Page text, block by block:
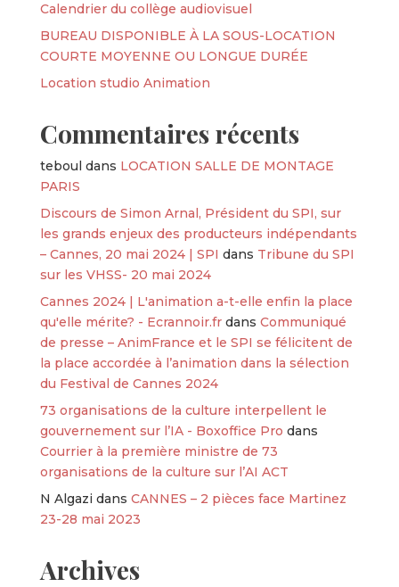
Calendrier du collège audiovisuel
BUREAU DISPONIBLE À LA SOUS-LOCATION
COURTE MOYENNE OU LONGUE DURÉE
Location studio Animation
Commentaires récents
teboul dans LOCATION SALLE DE MONTAGE
PARIS
Discours de Simon Arnal, Président du SPI, sur
les grands enjeux des producteurs indépendants
– Cannes, 20 mai 2024 | SPI dans Tribune du SPI
sur les VHSS- 20 mai 2024
Cannes 2024 | L'animation a-t-elle enfin la place
qu'elle mérite? - Ecrannoir.frdans Communiqué
de presse – AnimFrance et le SPI se félicitent de
la place accordée à l’animation dans la sélection
du Festival de Cannes 2024
73 organisations de la culture interpellent le
gouvernement sur l’IA - Boxoffice Pro dans
Courrier à la première ministre de 73
organisations de la culture sur l’AI ACT
N Algazi dans CANNES – 2 pièces face Martinez
23-28 mai 2023
Archives